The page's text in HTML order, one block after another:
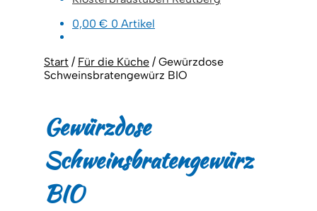
0,00 € 0 Artikel
Start / Für die Küche / Gewürzdose
Schweinsbratengewürz BIO
Gewürzdose
Schweinsbratengewürz
BIO